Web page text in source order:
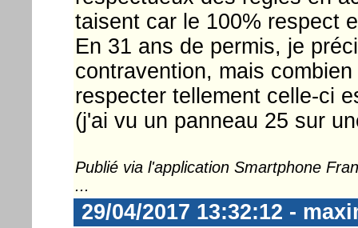
taisent car le 100% respect
En 31 ans de permis, je
contravention, mais
respecter tellement celle-ci
(j'ai vu un panneau 25 sur
Publié via l'application Smartphone
...
29/04/2017 13:32:12 -